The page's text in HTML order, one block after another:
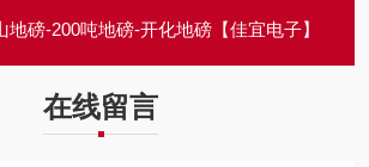
地磅-200吨地磅-开化地磅【佳宜电子】
在线留言